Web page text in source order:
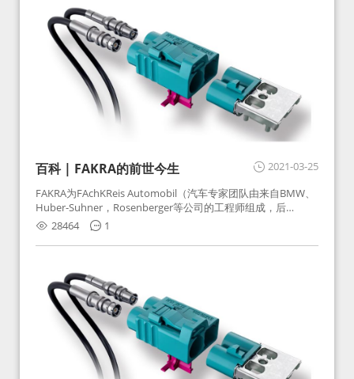
2021-03-25
百科 | FAKRA的前世今生
FAKRA为FAchKReis Automobil（汽车专家团队由来自BMW、
Huber-Suhner，Rosenberger等公司的工程师组成，后
Huber-Suhner相关连接器业务及技术在2010年并入
Rosenberger）缩写。起初为BMW需求用于车载收音机天线连
接，如今FAKRA已成为汽车行业通用标准的射频连接器，被业
28464 1